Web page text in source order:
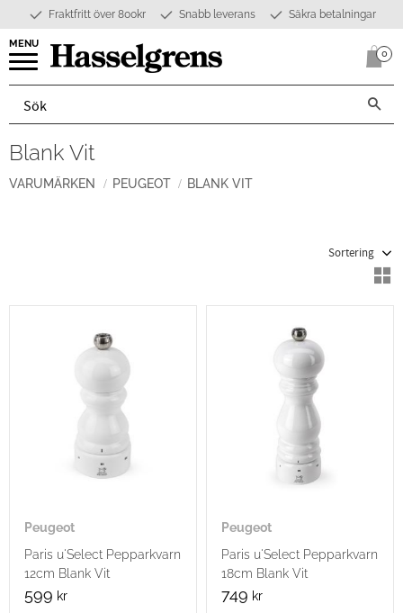
Meny
Fraktfritt över 800kr Snabb leverans Säkra betalningar
0
Blank Vit
VARUMÄRKEN PEUGEOT BLANK VIT
Peugeot
Paris u'Select Pepparkvarn
12cm Blank Vit
599 kr
Peugeot
Paris u'Select Pepparkvarn
18cm Blank Vit
749 kr